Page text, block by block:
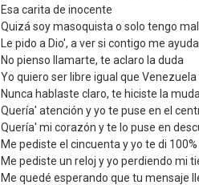
Esa carita de inocente
Quizá soy masoquista o solo tengo
Le pido a Dio', a ver si contigo me ayuda
No pienso llamarte, te aclaro la duda
Yo quiero ser libre igual que Venezuela
Nunca hablaste claro, te hiciste la muda
Quería' atención y yo te puse en el
Quería' mi corazón y te lo puse en
Me pediste el cincuenta y yo te di 100%
Me pediste un reloj y yo perdiendo mi
Me quedé esperando que tu mensaje